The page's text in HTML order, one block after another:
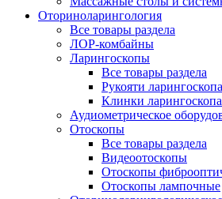
Оториноларингология
Все товары раздела
ЛОР-комбайны
Ларингоскопы
Все товары раздела
Рукояти ларингоскопа
Клинки ларингоскопа
Аудиометрическое
Отоскопы
Все товары раздела
Видеоотоскопы
Отоскопы
Отоскопы лампочные